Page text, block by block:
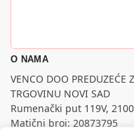
O NAMA
VENCO DOO PREDUZEĆE
TRGOVINU NOVI SAD
Rumenački put 119V,
Matični broj: 20873795